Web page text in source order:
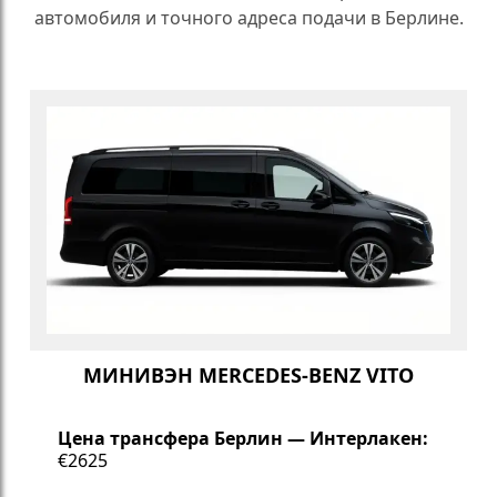
автомобиля и точного адреса подачи в Берлине.
МИНИВЭН MERCEDES-BENZ VITO
Цена трансфера Берлин — Интерлакен:
€2625